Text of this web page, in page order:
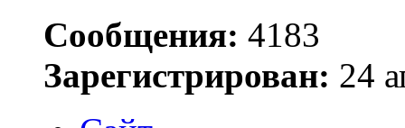
Сообщения: 4183
Зарегистрирован: 24